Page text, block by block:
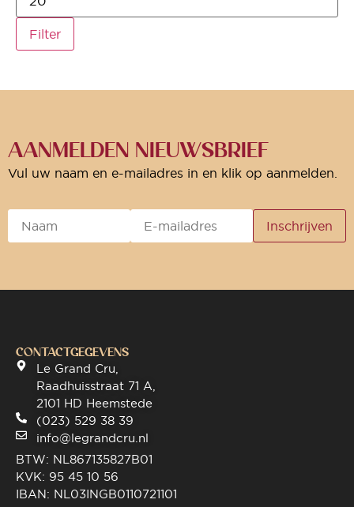
Filter
AANMELDEN NIEUWSBRIEF
Vul uw naam en e-mailadres in en klik op aanmelden.
CONTACTGEGEVENS
Le Grand Cru,
Raadhuisstraat 71 A,
2101 HD Heemstede
(023) 529 38 39
info@legrandcru.nl
BTW: NL867135827B01
KVK: 95 45 10 56
IBAN: NL03INGB0110721101